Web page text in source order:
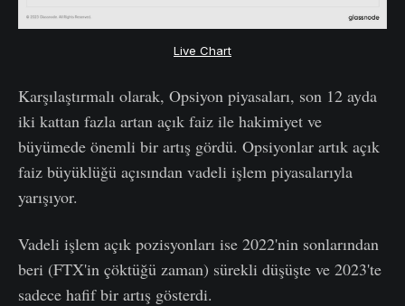
Live Chart
Karşılaştırmalı olarak, Opsiyon piyasaları, son 12 ayda
iki kattan fazla artan açık faiz ile hakimiyet ve
büyümede önemli bir artış gördü. Opsiyonlar artık açık
faiz büyüklüğü açısından vadeli işlem piyasalarıyla
yarışıyor.
Vadeli işlem açık pozisyonları ise 2022'nin sonlarından
beri (FTX'in çöktüğü zaman) sürekli düşüşte ve 2023'te
sadece hafif bir artış gösterdi.